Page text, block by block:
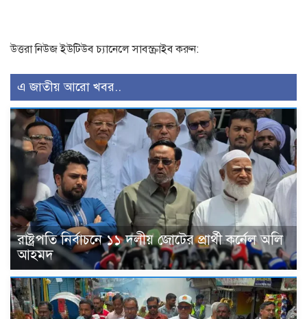
উত্তরা নিউজ ইউটিউব চ্যানেলে সাবস্ক্রাইব করুন:
এ জাতীয় আরো খবর..
রাষ্ট্রপতি নির্বাচনে ১১ দলীয় জোটের প্রার্থী কর্নেল অলি
আহমদ